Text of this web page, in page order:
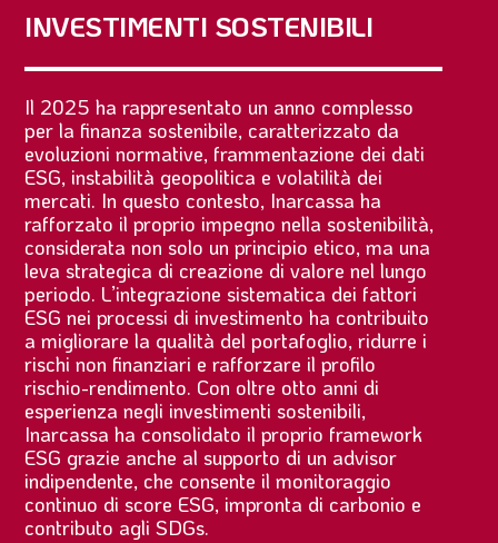
INVESTIMENTI SOSTENIBILI
Il 2025 ha rappresentato un anno complesso
per la finanza sostenibile, caratterizzato da
evoluzioni normative, frammentazione dei dati
ESG, instabilità geopolitica e volatilità dei
mercati. In questo contesto, Inarcassa ha
rafforzato il proprio impegno nella sostenibilità,
considerata non solo un principio etico, ma una
leva strategica di creazione di valore nel lungo
periodo. L’integrazione sistematica dei fattori
ESG nei processi di investimento ha contribuito
a migliorare la qualità del portafoglio, ridurre i
rischi non finanziari e rafforzare il profilo
rischio-rendimento. Con oltre otto anni di
esperienza negli investimenti sostenibili,
Inarcassa ha consolidato il proprio framework
ESG grazie anche al supporto di un advisor
indipendente, che consente il monitoraggio
continuo di score ESG, impronta di carbonio e
contributo agli SDGs.